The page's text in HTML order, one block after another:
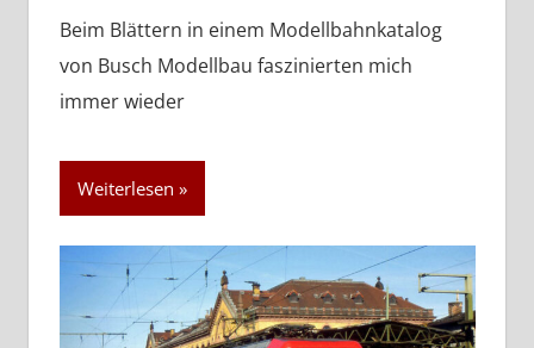
Beim Blättern in einem Modellbahnkatalog
von Busch Modellbau faszinierten mich
immer wieder
Weiterlesen